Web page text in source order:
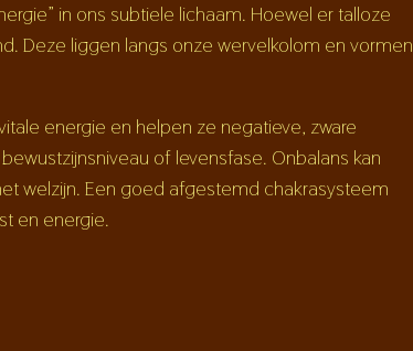
in ons subtiele lichaam. Hoewel er talloze
Deze liggen langs onze wervelkolom en vormen
energie en helpen ze negatieve, zware
of levensfase. Onbalans kan
welzijn. Een goed afgestemd chakrasysteem
en energie.